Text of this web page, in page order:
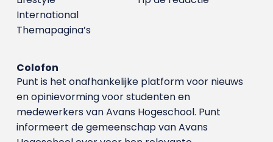
International
Themapagina’s
Colofon
Punt is het onafhankelijke platform voor nieuws
en opinievorming voor studenten en
medewerkers van Avans Hoge­school. Punt
informeert de gemeenschap van Avans